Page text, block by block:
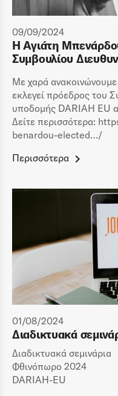
09/09/2024
Η Αγιάτη
Συμβουλίου
Με χαρά
εκλεγεί πρόεδρος του
υποδομής DARIAH EU
Δείτε περισσότερα:
benardou-elected…/
Περισσότερα
01/08/2024
Διαδικτυακά
Διαδικτυακά σεμινάρια
Φθινόπωρο 2024
DARIAH-EU